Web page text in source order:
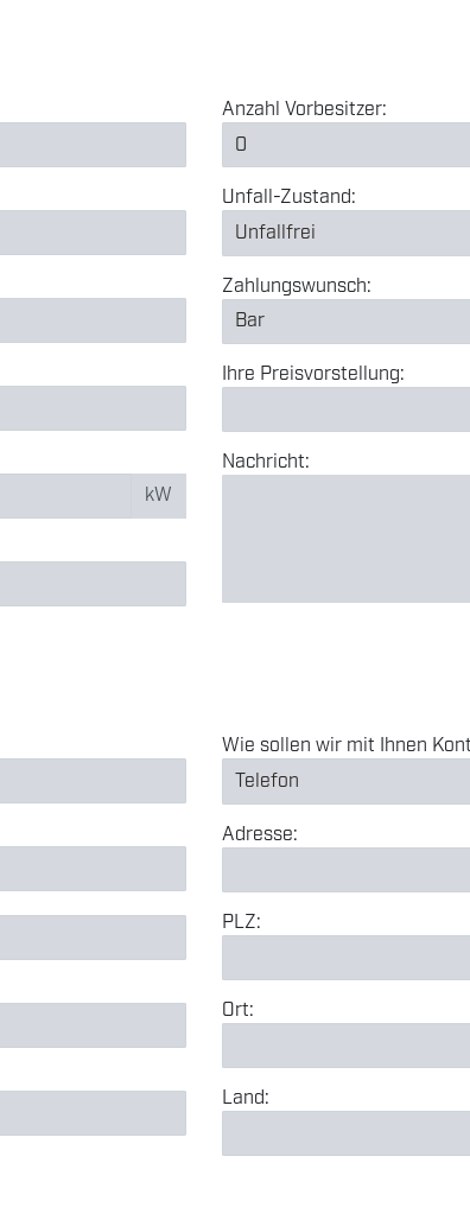
kW
Anzahl Vorbesitzer:
Unfall-Zustand:
Zahlungswunsch:
Ihre Preisvorstellung:
Nachricht:
Wie sollen wir mit Ihnen
Adresse:
PLZ:
Ort:
Land: